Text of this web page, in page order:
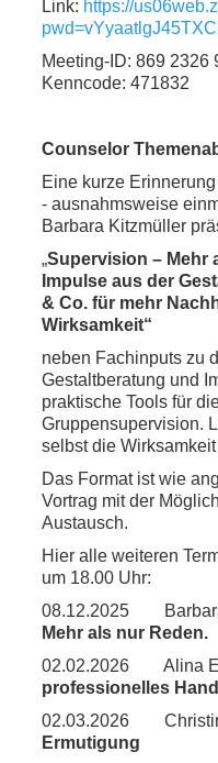
Link: https://
Meeting-ID: 869 2326
Kenncode: 471832
Counselor
Eine kurze
- ausnahmsweise
Barbara Kitzmüller
„Supervision – Mehr
Impulse aus der
& Co. für mehr
Wirksamkeit“
neben Fachinputs zu
Gestaltberatung und
praktische Tools für
Gruppensupervision.
selbst die
Das Format ist wie
Vortrag mit der
Austausch.
Hier alle weiteren
um 18.00 Uhr:
08.12.2025
Mehr als nur Reden.
02.02.2026 Alina
professionelles
02.03.2026
Ermutigung